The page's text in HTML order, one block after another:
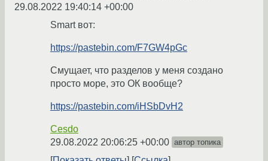
29.08.2022 19:40:14 +00:00
Smart вот:
https://pastebin.com/F7GW4pGc
Смущает, что разделов у меня создано
просто море, это ОК вообще?
https://pastebin.com/iHSbDvH2
Cesdo
29.08.2022 20:06:25 +00:00 автор топика